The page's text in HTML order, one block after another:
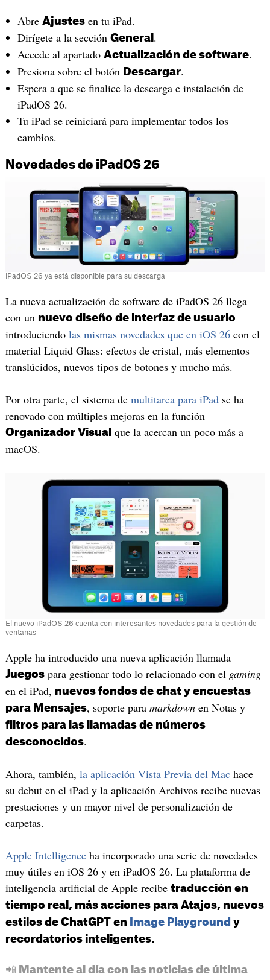
Abre Ajustesen tu iPad.
Dirígete a la sección General .
Accede al apartado Actualización de software.
Presiona sobre el botón Descargar.
Espera a que se finalice la descarga e instalación de
iPadOS 26.
Tu iPad se reiniciará para implementar todos los
cambios.
Novedades de iPadOS 26
iPadOS 26 ya está disponible para su descarga
La nueva actualización de software de iPadOS 26 llega
con un nuevo diseño de interfaz de usuario
introduciendo las mismas novedades que en iOS 26con el
material Liquid Glass: efectos de cristal, más elementos
translúcidos, nuevos tipos de botones y mucho más.
Por otra parte, el sistema de multitarea para iPadse ha
renovado con múltiples mejoras en la función
Organizador Visual que la acercan un poco más a
macOS.
El nuevo iPadOS 26 cuenta con interesantes novedades para la gestión de
ventanas
Apple ha introducido una nueva aplicación llamada
Juegospara gestionar todo lo relacionado con el gaming
en el iPad, nuevos fondos de chat y encuestas
para Mensajes, soporte para markdownen Notas y
filtros para las llamadas de números
desconocidos.
Ahora, también, la aplicación Vista Previa del Machace
su debut en el iPad y la aplicación Archivos recibe nuevas
prestaciones y un mayor nivel de personalización de
carpetas.
Apple Intelligenceha incorporado una serie de novedades
muy útiles en iOS 26 y en iPadOS 26. La plataforma de
inteligencia artificial de Apple recibe traducción en
tiempo real, más acciones para Atajos, nuevos
estilos de ChatGPT en
Image Playground y
recordatorios inteligentes.
📲 Mantente al día con las noticias de última